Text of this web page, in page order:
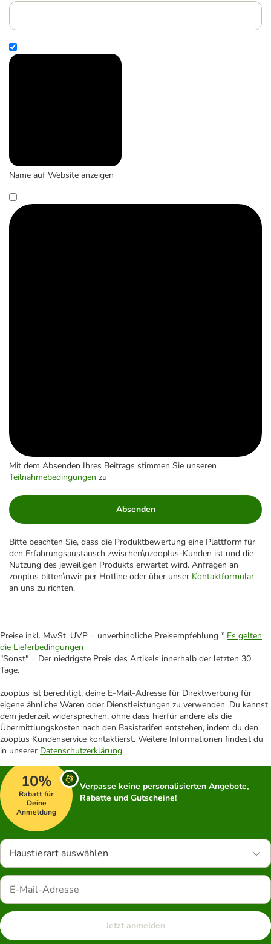
Name auf Website anzeigen
Mit dem Absenden Ihres Beitrags stimmen Sie unseren
Teilnahmebedingungen zu
Absenden
Bitte beachten Sie, dass die Produktbewertung eine Plattform für
den Erfahrungsaustausch zwischen\nzooplus-Kunden ist und die
Nutzung des jeweiligen Produkts erwartet wird. Anfragen an
zooplus bitten\nwir per Hotline oder über unser Kontaktformular
an uns zu richten.
Preise inkl. MwSt. UVP = unverbindliche Preisempfehlung * Es gelten
die Lieferbedingungen
"Sonst" = Der niedrigste Preis des Artikels innerhalb der letzten 30
Tage.
zooplus ist berechtigt, deine E-Mail-Adresse für Direktwerbung für
eigene ähnliche Waren oder Dienstleistungen zu verwenden. Du kannst
dem jederzeit widersprechen, ohne dass hierfür andere als die
Übermittlungskosten nach den Basistarifen entstehen, indem du den
zooplus Kundenservice kontaktierst. Weitere Informationen findest du
in unserer Datenschutzerklärung.
10%
Rabatt für
Deine
Anmeldung
Verpasse keine personalisierten Angebote,
Rabatte und Gutscheine!
Haustierart auswählen
Jetzt anmelden